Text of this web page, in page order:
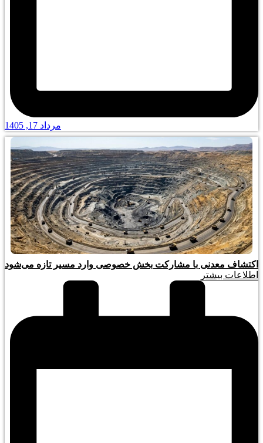
مرداد 17, 1405
اکتشاف معدنی با مشارکت بخش خصوصی وارد مسیر تازه می‌شود
اطلاعات بیشتر